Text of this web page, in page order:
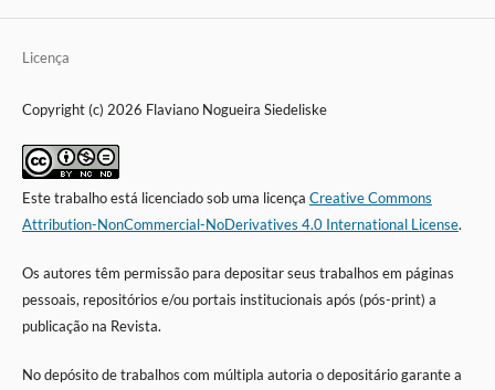
Licença
Copyright (c) 2026 Flaviano Nogueira Siedeliske
Este trabalho está licenciado sob uma licença Creative Commons
Attribution-NonCommercial-NoDerivatives 4.0 International License.
Os autores têm permissão para depositar seus trabalhos em páginas
pessoais, repositórios e/ou portais institucionais após (pós-print) a
publicação na Revista.
No depósito de trabalhos com múltipla autoria o depositário garante a